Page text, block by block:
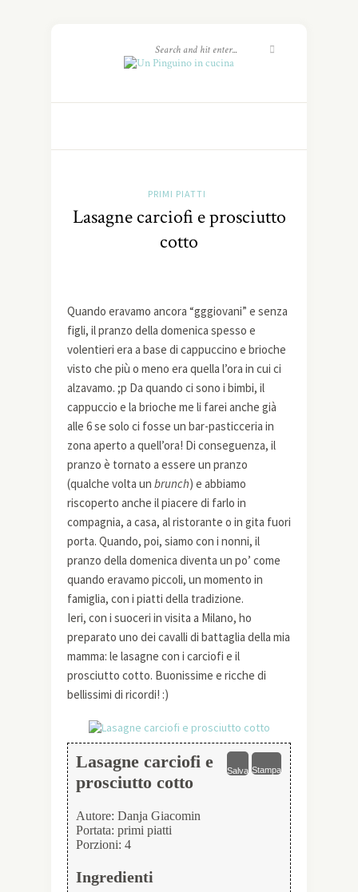
PRIMI PIATTI
Lasagne carciofi e prosciutto
cotto
Quando eravamo ancora “gggiovani” e senza
figli, il pranzo della domenica spesso e
volentieri era a base di cappuccino e brioche
visto che più o meno era quella l’ora in cui ci
alzavamo. ;p Da quando ci sono i bimbi, il
cappuccio e la brioche me li farei anche già
alle 6 se solo ci fosse un bar-pasticceria in
zona aperto a quell’ora! Di conseguenza, il
pranzo è tornato a essere un pranzo
(qualche volta un brunch) e abbiamo
riscoperto anche il piacere di farlo in
compagnia, a casa, al ristorante o in gita fuori
porta. Quando, poi, siamo con i nonni, il
pranzo della domenica diventa un po’ come
quando eravamo piccoli, un momento in
famiglia, con i piatti della tradizione.
Ieri, con i suoceri in visita a Milano, ho
preparato uno dei cavalli di battaglia della mia
mamma: le lasagne con i carciofi e il
prosciutto cotto. Buonissime e ricche di
bellissimi di ricordi! :)
Salva Stampa
Lasagne carciofi e
prosciutto cotto
Autore: Danja Giacomin
Portata: primi piatti
Porzioni: 4
Ingredienti